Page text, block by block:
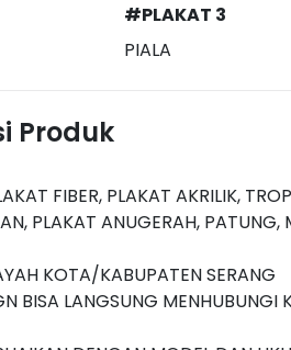
#PLAKAT 3
PIALA
Produk
FIBER, PLAKAT AKRILIK,
PLAKAT ANUGERAH, PATUNG,
KOTA/KABUPATEN SERANG
BISA LANGSUNG